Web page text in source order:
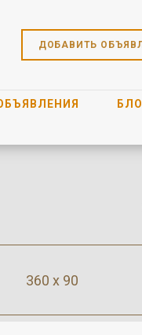
ДОБАВИТЬ
360 x 90